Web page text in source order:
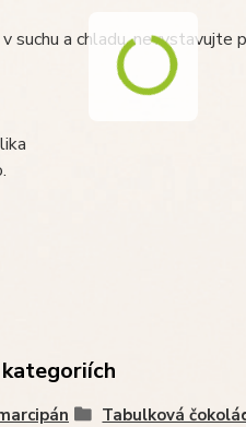
suchu a chladu, nevystavujte
Tabulková